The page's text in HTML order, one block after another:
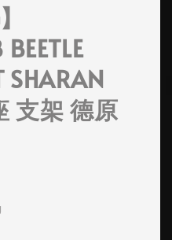
SHARAN
支架 德原